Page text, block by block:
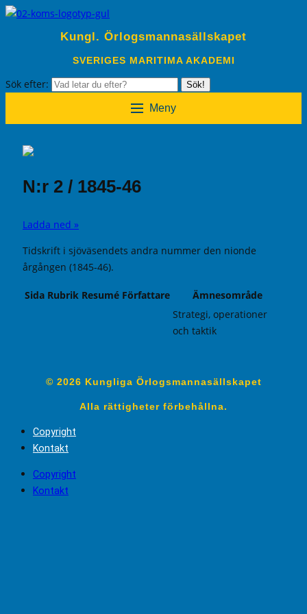
Kungl. Örlogsmannasällskapet
SVERIGES MARITIMA AKADEMI
Sök efter: Sök!
Meny
N:r 2 / 1845-46
Ladda ned »
Tidskrift i sjöväsendets andra nummer den nionde
årgången (1845-46).
Sida Rubrik Resumé Författare
Ämnesområde
Strategi, operationer
och taktik
© 2026 Kungliga Örlogsmannasällskapet
Alla rättigheter förbehållna.
Copyright
Kontakt
Copyright
Kontakt